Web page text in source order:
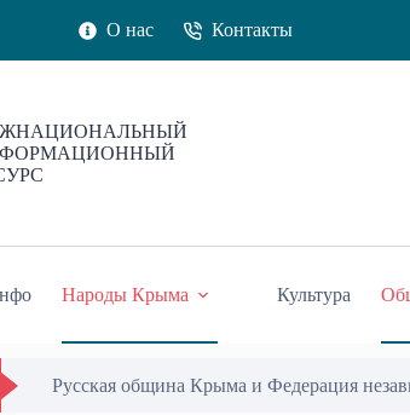
О нас Контакты
Народы Крыма Культура
Русская община Крыма и Федерация